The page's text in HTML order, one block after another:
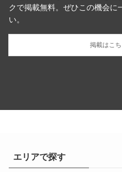
クで掲載無料。ぜひこの機会に
い。
掲載はこち
エリアで探す